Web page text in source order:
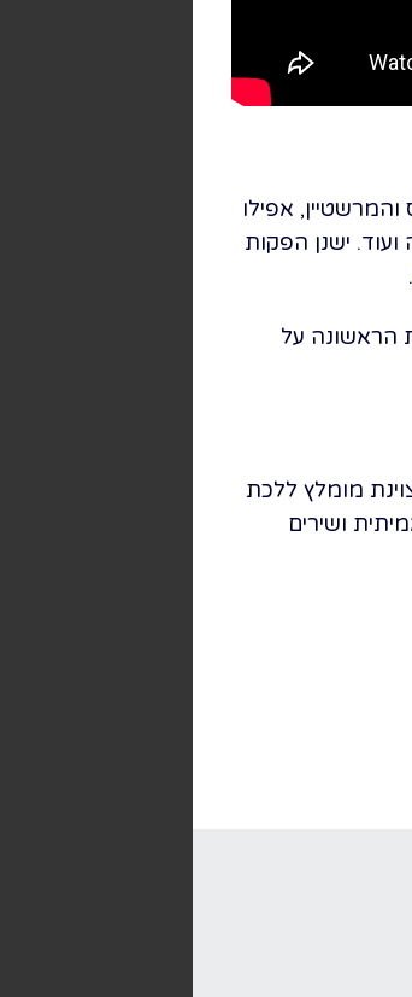
רוג'רס והמרשטיין, אפילו
ישנן הפקות
הראשונה על
מומלץ ללכת
ושירים